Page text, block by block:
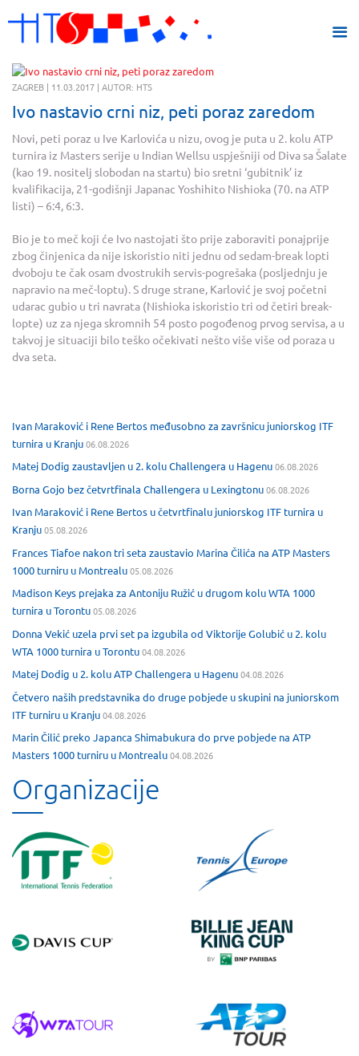
ZAGREB | 11.03.2017 | AUTOR: HTS
Ivo nastavio crni niz, peti poraz zaredom
Novi, peti poraz u Ive Karlovića u nizu, ovog je puta u 2. kolu ATP
turnira iz Masters serije u Indian Wellsu uspješniji od Diva sa Šalate
(kao 19. nositelj slobodan na startu) bio sretni ‘gubitnik’ iz
kvalifikacija, 21-godišnji Japanac Yoshihito Nishioka (70. na ATP
listi) – 6:4, 6:3.
Bio je to meč koji će Ivo nastojati što prije zaboraviti ponajprije
zbog činjenica da nije iskoristio niti jednu od sedam-break lopti
dvoboju te čak osam dvostrukih servis-pogrešaka (posljednju je
napravio na meč-loptu). S druge strane, Karlović je svoj početni
udarac gubio u tri navrata (Nishioka iskoristio tri od četiri break-
lopte) uz za njega skromnih 54 posto pogođenog prvog servisa, a u
takvoj je situaciji bilo teško očekivati nešto više više od poraza u
dva seta.
Ivan Maraković i Rene Bertos međusobno za završnicu juniorskog ITF
turnira u Kranju06.08.2026
Matej Dodig zaustavljen u 2. kolu Challengera u Hagenu06.08.2026
Borna Gojo bez četvrtfinala Challengera u Lexingtonu06.08.2026
Ivan Maraković i Rene Bertos u četvrtfinalu juniorskog ITF turnira u
Kranju05.08.2026
Frances Tiafoe nakon tri seta zaustavio Marina Čilića na ATP Masters
1000 turniru u Montrealu05.08.2026
Madison Keys prejaka za Antoniju Ružić u drugom kolu WTA 1000
turnira u Torontu05.08.2026
Donna Vekić uzela prvi set pa izgubila od Viktorije Golubić u 2. kolu
WTA 1000 turnira u Torontu04.08.2026
Matej Dodig u 2. kolu ATP Challengera u Hagenu04.08.2026
Četvero naših predstavnika do druge pobjede u skupini na juniorskom
ITF turniru u Kranju04.08.2026
Marin Čilić preko Japanca Shimabukura do prve pobjede na ATP
Masters 1000 turniru u Montrealu04.08.2026
Organizacije